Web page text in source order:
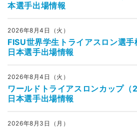
本選手出場情報
2026年8月4日（火）
FISU世界学生トライアスロン選
日本選手出場情報
2026年8月4日（火）
ワールドトライアスロンカップ（
日本選手出場情報
2026年8月3日（月）